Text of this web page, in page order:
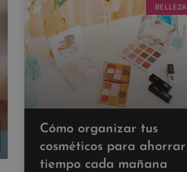
BELLEZA
Cómo organizar tus
cosméticos para ahorrar
tiempo cada mañana